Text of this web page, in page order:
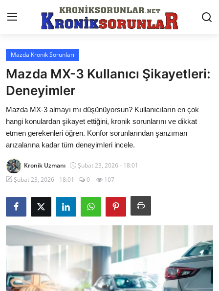
Anasayfa
Markalar
İletişim
Trafik & Cezalar
Sigorta & Kasko
Vergi & ÖTV & MTV
Sorgulamalar
İkinci El & Alım-Satım
Bakım & Arıza Çözümleri
Elektrikli & Hibrit
Mazda Kronik Sorunları
Mazda MX-3 Kullanıcı Şikayetleri:
Deneyimler
Mazda MX-3 almayı mı düşünüyorsun? Kullanıcıların en çok
hangi konulardan şikayet ettiğini, kronik sorunlarını ve dikkat
etmen gerekenleri öğren. Konfor sorunlarından şanzıman
arızalarına kadar tüm deneyimleri incele.
Kronik Uzmanı
Şubat 23, 2026 - 18:01
Şubat 23, 2026 - 18:01
0 107